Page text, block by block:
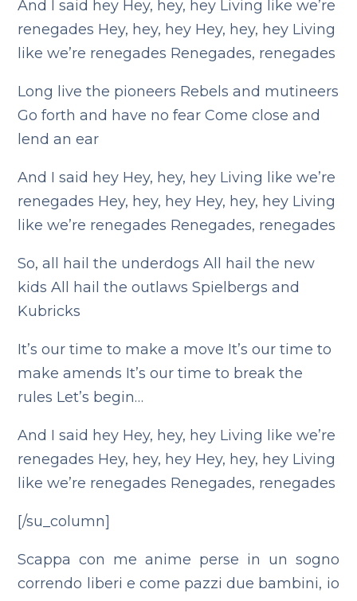
And I said hey Hey, hey, hey Living like we’re
renegades Hey, hey, hey Hey, hey, hey Living
like we’re renegades Renegades, renegades
Long live the pioneers Rebels and mutineers
Go forth and have no fear Come close and
lend an ear
And I said hey Hey, hey, hey Living like we’re
renegades Hey, hey, hey Hey, hey, hey Living
like we’re renegades Renegades, renegades
So, all hail the underdogs All hail the new
kids All hail the outlaws Spielbergs and
Kubricks
It’s our time to make a move It’s our time to
make amends It’s our time to break the
rules Let’s begin…
And I said hey Hey, hey, hey Living like we’re
renegades Hey, hey, hey Hey, hey, hey Living
like we’re renegades Renegades, renegades
[/su_column]
Scappa con me anime perse in un sogno
correndo liberi e come pazzi due bambini, io